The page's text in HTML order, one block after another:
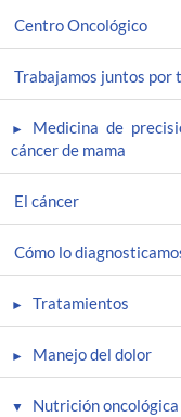
Centro Oncológico
Trabajamos juntos por
Medicina de
cáncer de mama
El cáncer
Cómo lo
Tratamientos
Manejo del dolor
Nutrición oncológica